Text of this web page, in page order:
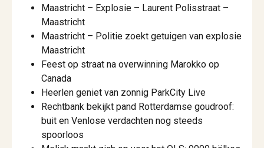
Maastricht – Explosie – Laurent Polisstraat –
Maastricht
Maastricht – Politie zoekt getuigen van explosie
Maastricht
Feest op straat na overwinning Marokko op
Canada
Heerlen geniet van zonnig ParkCity Live
Rechtbank bekijkt pand Rotterdamse goudroof:
buit en Venlose verdachten nog steeds
spoorloos